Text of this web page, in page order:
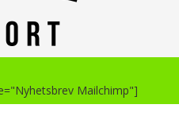
Mailchimp"]